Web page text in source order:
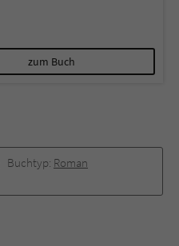
zum Buch
Buchtyp: Roman